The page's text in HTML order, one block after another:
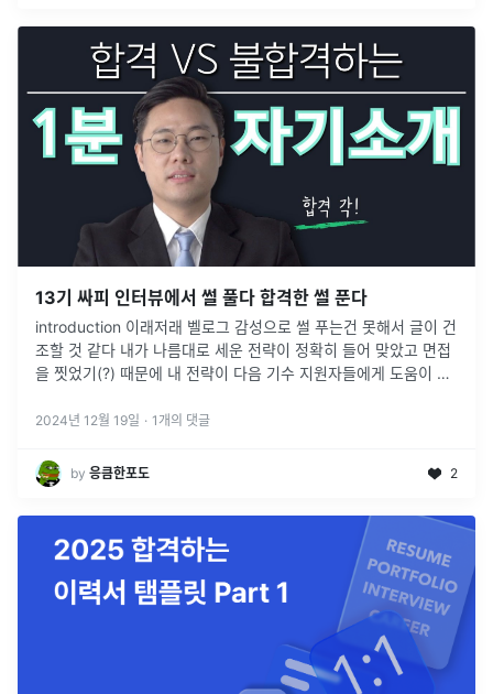
13기 싸피 인터뷰에서 썰 풀다 합격한 썰 푼다
introduction 이래저래 벨로그 감성으로 썰 푸는건 못해서 글이 건
조할 것 같다 내가 나름대로 세운 전략이 정확히 들어 맞았고 면접
을 찟었기(?) 때문에 내 전략이 다음 기수 지원자들에게 도움이 됐
2024년 12월 19일 · 1 개의 댓글
by 응큼한포도 2